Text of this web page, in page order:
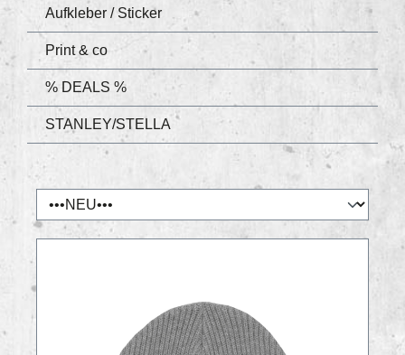
Aufkleber / Sticker
Print & co
% DEALS %
STANLEY/STELLA